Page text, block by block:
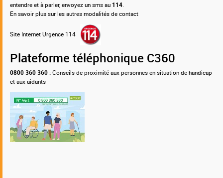
entendre et à parler, envoyez un sms au 114
En savoir plus sur les autres modalités de contact
Site Internet Urgence 114
Plateforme téléphonique C360
0800 360 360 : Conseils de proximité aux personnes en situation de handicap
et aux aidants